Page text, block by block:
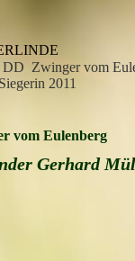
Zwinger vom
2011
vom Eulenberg
Gerhard